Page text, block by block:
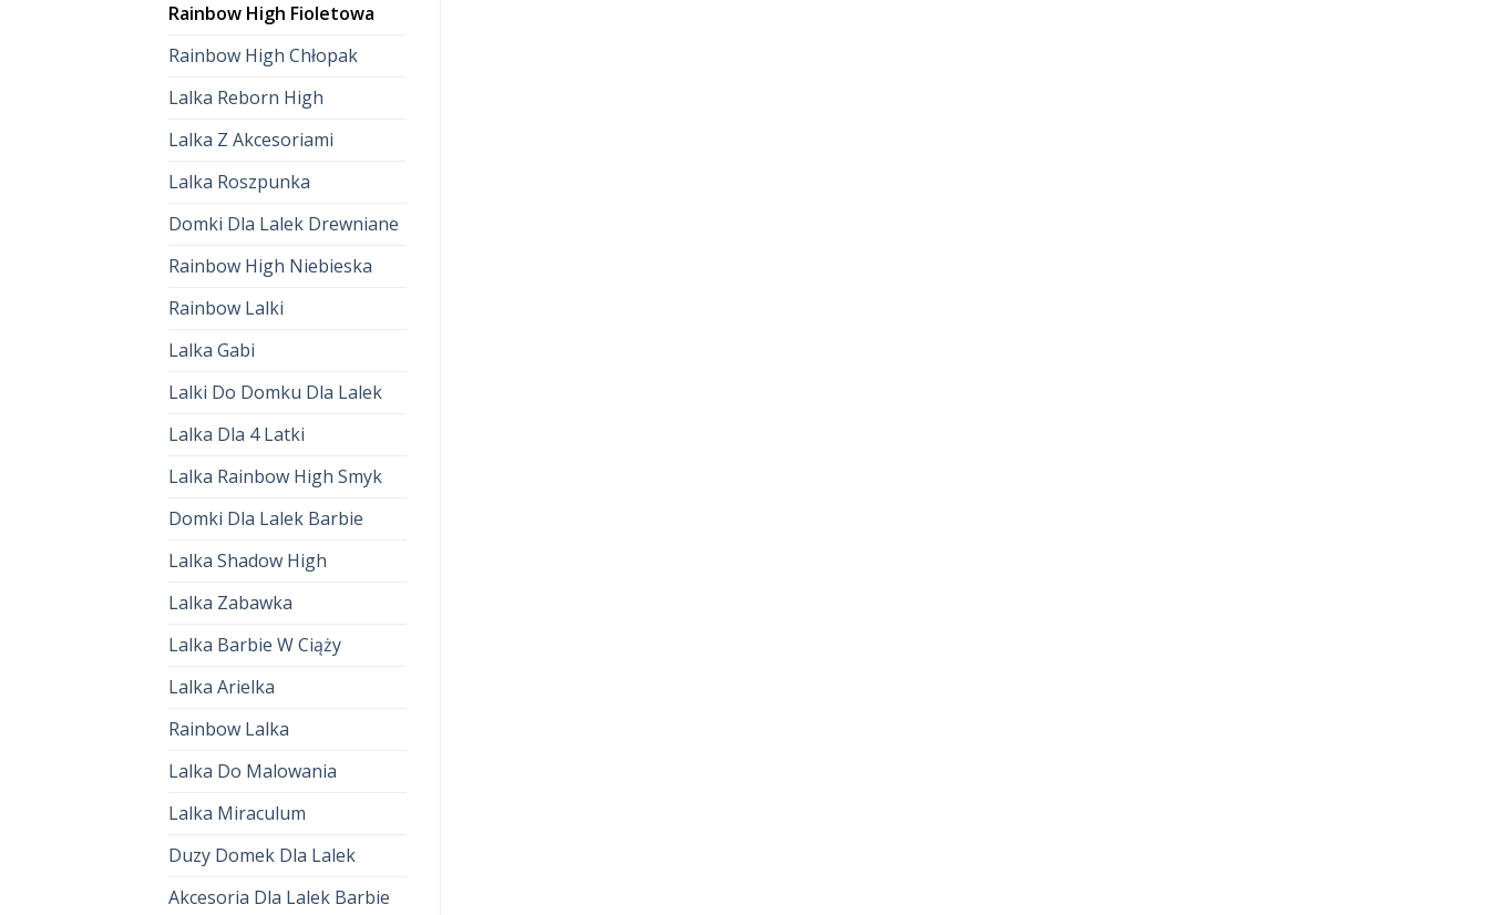
Rainbow High Fioletowa
Rainbow High Chłopak
Lalka Reborn High
Lalka Z Akcesoriami
Lalka Roszpunka
Domki Dla Lalek Drewniane
Rainbow High Niebieska
Rainbow Lalki
Lalka Gabi
Lalki Do Domku Dla Lalek
Lalka Dla 4 Latki
Lalka Rainbow High Smyk
Domki Dla Lalek Barbie
Lalka Shadow High
Lalka Zabawka
Lalka Barbie W Ciąży
Lalka Arielka
Rainbow Lalka
Lalka Do Malowania
Lalka Miraculum
Duzy Domek Dla Lalek
Akcesoria Dla Lalek Barbie